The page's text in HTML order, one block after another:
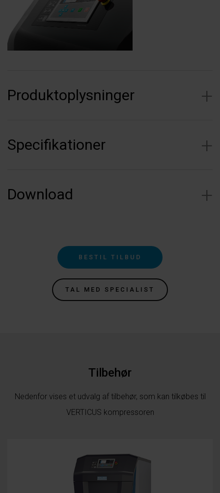
Produktoplysninger
Specifikationer
Download
BESTIL TILBUD
TAL MED SPECIALIST
Tilbehør
Nedenfor vises et udvalg af tilbehør, som kan tilkøbes til
VERTICUS kompressoren